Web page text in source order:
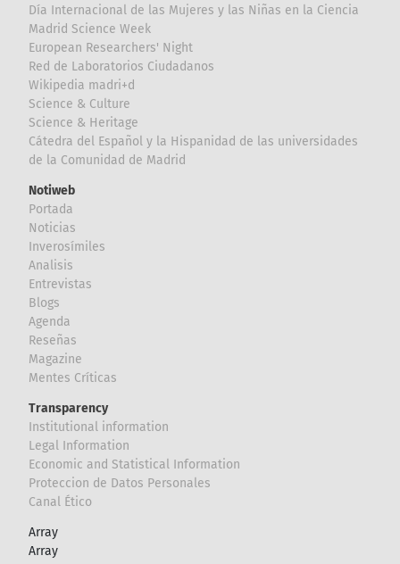
Día Internacional de las Mujeres y las Niñas en la Ciencia
Madrid Science Week
European Researchers' Night
Red de Laboratorios Ciudadanos
Wikipedia madri+d
Science & Culture
Science & Heritage
Cátedra del Español y la Hispanidad de las universidades
de la Comunidad de Madrid
Notiweb
Portada
Noticias
Inverosímiles
Analisis
Entrevistas
Blogs
Agenda
Reseñas
Magazine
Mentes Críticas
Transparency
Institutional information
Legal Information
Economic and Statistical Information
Proteccion de Datos Personales
Canal Ético
Array
Array